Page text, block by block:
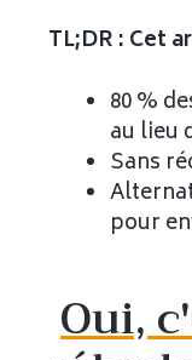
TL;DR : Cet
80 %
au lieu
Sans
pour
Oui,